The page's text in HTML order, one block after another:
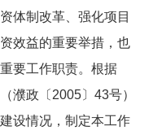
体制改革、强化项目
效益的重要举措，也
要工作职责。根据
濮政〔2005〕43号）
设情况，制定本工作